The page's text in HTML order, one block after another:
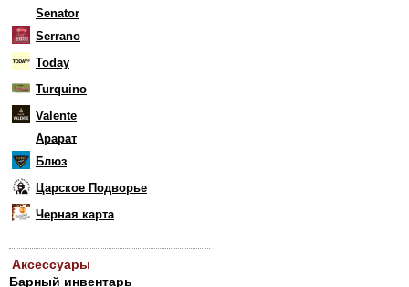
Senator
Serrano
Today
Turquino
Valente
Арарат
Блюз
Царское Подворье
Черная карта
Аксессуары
Барный инвентарь